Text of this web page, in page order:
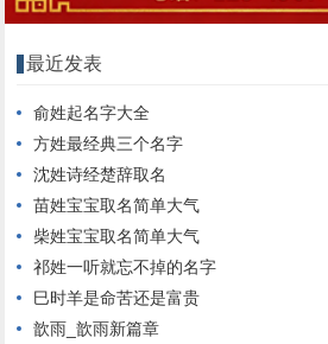
最近发表
俞姓起名字大全
方姓最经典三个名字
沈姓诗经楚辞取名
苗姓宝宝取名简单大气
柴姓宝宝取名简单大气
祁姓一听就忘不掉的名字
巳时羊是命苦还是富贵
歆雨_歆雨新篇章